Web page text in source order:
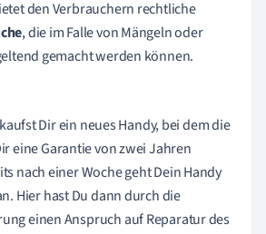
den Verbrauchern rechtliche
, die im Falle von Mängeln oder
gemacht werden können.
Dir ein neues Handy, bei dem die
eine Garantie von zwei Jahren
nach einer Woche geht Dein Handy
Hier hast Du dann durch die
einen Anspruch auf Reparatur des